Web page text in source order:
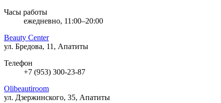
Часы работы
ежедневно, 11:00–20:00
Beauty Center
ул. Бредова, 11, Апатиты
Телефон
+7 (953) 300-23-87
Olibeautiroom
ул. Дзержинского, 35, Апатиты